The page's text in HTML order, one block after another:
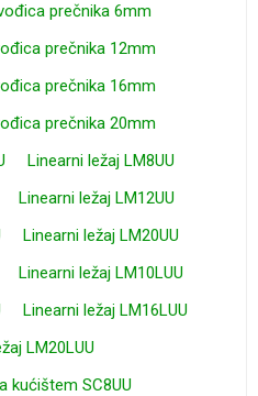
prečnika 6mm
prečnika 12mm
prečnika 16mm
prečnika 20mm
Linearni ležaj LM8UU
Linearni ležaj LM12UU
Linearni ležaj LM20UU
Linearni ležaj LM10LUU
Linearni ležaj LM16LUU
LM20LUU
kućištem SC8UU